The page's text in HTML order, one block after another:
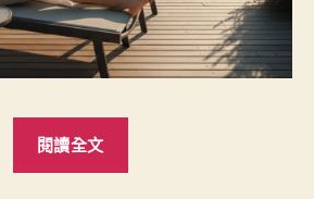
閱讀全文